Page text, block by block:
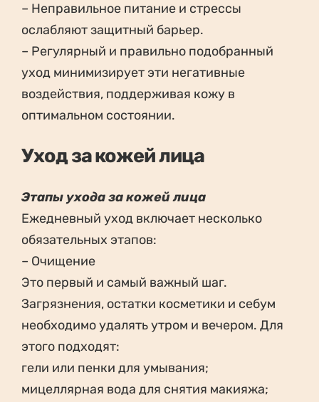
– Неправильное питание и стрессы
ослабляют защитный барьер.
– Регулярный и правильно подобранный
уход минимизирует эти негативные
воздействия, поддерживая кожу в
оптимальном состоянии.
Уход за кожей лица
Этапы ухода за кожей лица
Ежедневный уход включает несколько
обязательных этапов:
– Очищение
Это первый и самый важный шаг.
Загрязнения, остатки косметики и себум
необходимо удалять утром и вечером. Для
этого подходят:
гели или пенки для умывания;
мицеллярная вода для снятия макияжа;